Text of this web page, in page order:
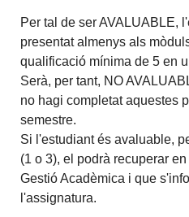
Per tal de ser AVALUABLE,
presentat almenys als
qualificació mínima de 5 en
Serà, per tant, NO
no hagi completat aquestes
semestre.
Si l'estudiant és avaluable,
(1 o 3), el podrà recuperar
Gestió Acadèmica i que
l'assignatura.